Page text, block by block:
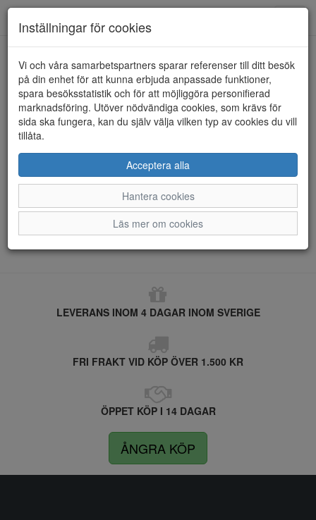
Ordernummer *
E-post *
Hämta order
LEVERANS INOM 4 DAGAR INOM SVERIGE
FRI FRAKT VID KÖP ÖVER 1.500 KR
ÖPPET KÖP I 14 DAGAR
ÅNGRA KÖP
Inställningar för cookies
Vi och våra samarbetspartners sparar referenser till ditt besök
på din enhet för att kunna erbjuda anpassade funktioner,
spara besöksstatistik och för att möjliggöra personifierad
marknadsföring. Utöver nödvändiga cookies, som krävs för
sida ska fungera, kan du själv välja vilken typ av cookies du vill
tillåta.
Acceptera alla
Hantera cookies
Läs mer om cookies